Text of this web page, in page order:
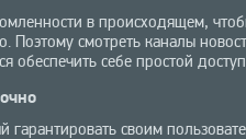
в происходящем,
смотреть каналы
обеспечить себе простой
своим